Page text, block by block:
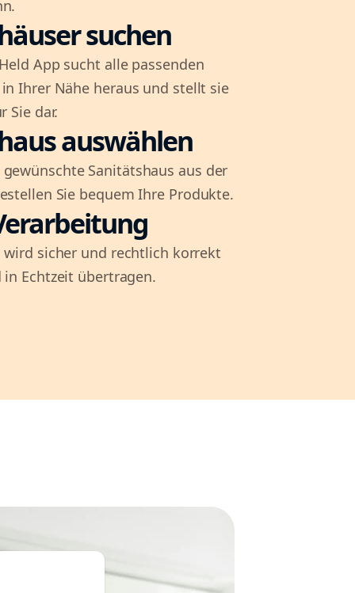
suchen
App sucht alle passenden
Ihrer Nähe heraus und stellt sie
Sie dar.
auswählen
gewünschte Sanitätshaus aus der
Sie bequem Ihre Produkte.
sicher und rechtlich korrekt
Echtzeit übertragen.